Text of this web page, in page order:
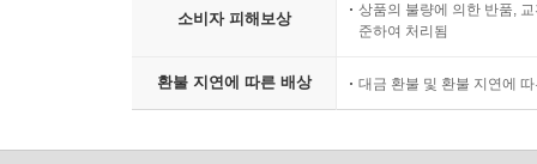
소비자 피해보상
상품의 불량에 의한 반품,
준하여 처리됨
환불 지연에 따른 배상 대금 환불 및 환불 지연에